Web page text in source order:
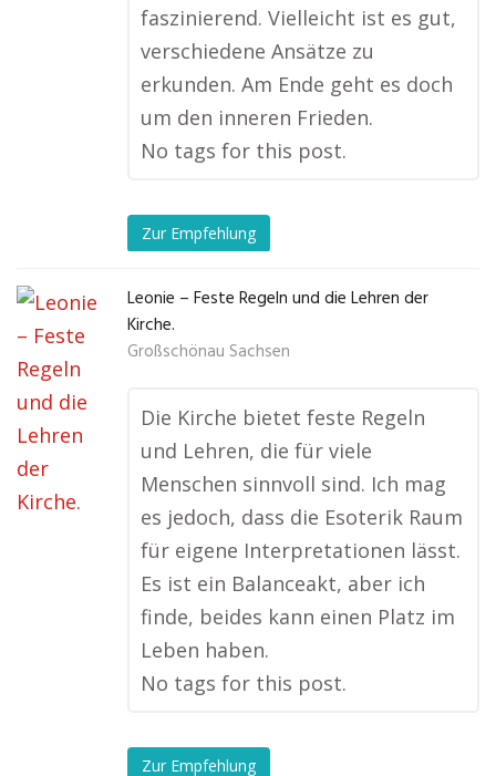
faszinierend. Vielleicht ist es gut,
verschiedene Ansätze zu
erkunden. Am Ende geht es doch
um den inneren Frieden.
No tags for this post.
Zur Empfehlung
Leonie – Feste Regeln und die Lehren der
Kirche.
Großschönau Sachsen
Die Kirche bietet feste Regeln
und Lehren, die für viele
Menschen sinnvoll sind. Ich mag
es jedoch, dass die Esoterik Raum
für eigene Interpretationen lässt.
Es ist ein Balanceakt, aber ich
finde, beides kann einen Platz im
Leben haben.
No tags for this post.
Zur Empfehlung